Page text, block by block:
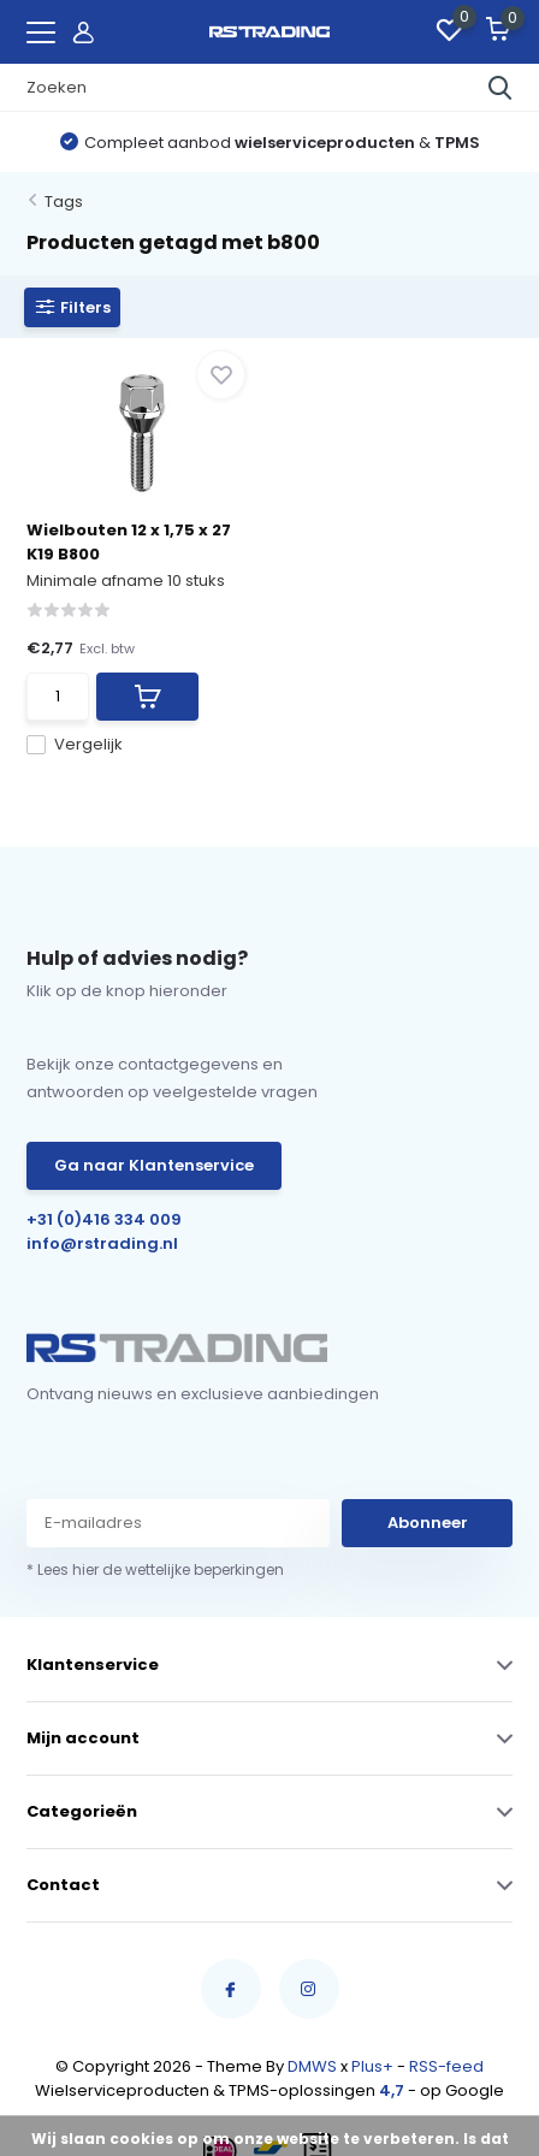
0 0
Compleet aanbod wielserviceproducten & TPMS
Tags
Producten getagd met b800
Filters
Wielbouten 12 x 1,75 x 27
K19 B800
Minimale afname 10 stuks
Vergelijk
€2,77 Excl. btw
Hulp of advies nodig?
Klik op de knop hieronder
Bekijk onze contactgegevens en
antwoorden op veelgestelde vragen
Ga naar Klantenservice
+31 (0)416 334 009
info@rstrading.nl
Ontvang nieuws en exclusieve aanbiedingen
Abonneer
* Lees hier de wettelijke beperkingen
Klantenservice
Mijn account
Categorieën
Contact
© Copyright 2026 - Theme ByDMWS xPlus+ - RSS-feed
Wielserviceproducten & TPMS-oplossingen 4,7 - op Google
Wij slaan cookies op om onze website te verbeteren. Is dat